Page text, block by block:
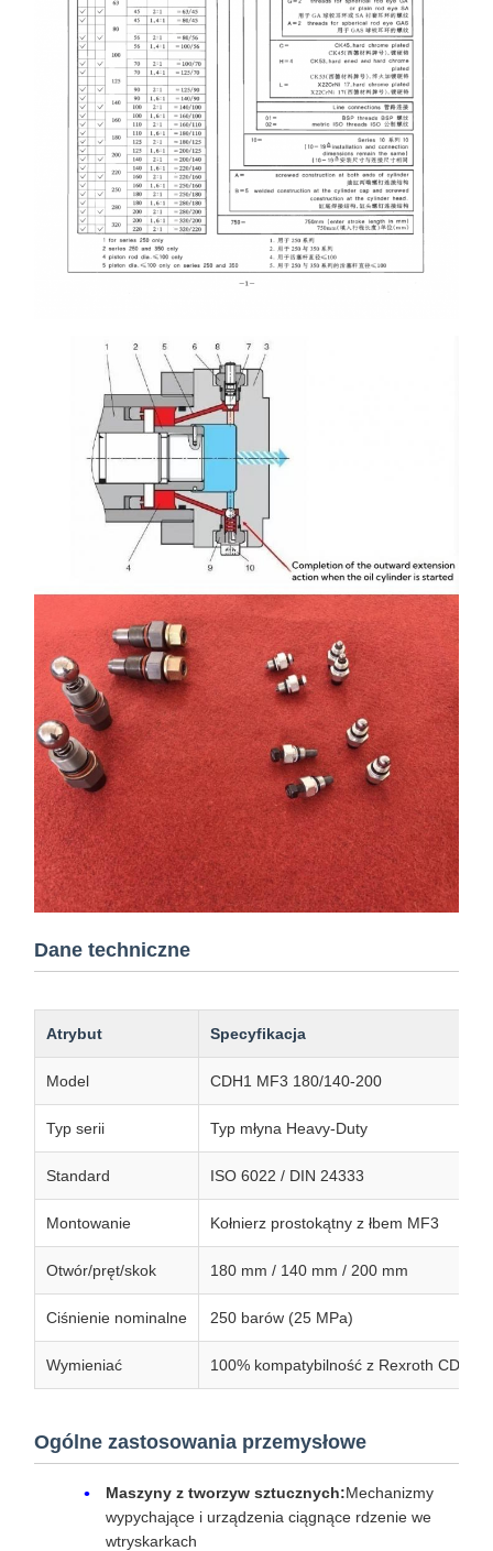
Dane techniczne
Atrybut Specyfikacja
Model CDH1 MF3 180/140-200
Typ serii Typ młyna Heavy-Duty
Standard ISO 6022 / DIN 24333
Montowanie Kołnierz prostokątny z łbem MF3
Otwór/pręt/skok 180 mm / 140 mm / 200 mm
Ciśnienie nominalne 250 barów (25 MPa)
Wymieniać 100% kompatybilność z Rexroth CDH1
Ogólne zastosowania przemysłowe
Maszyny z tworzyw sztucznych:Mechanizmy
wypychające i urządzenia ciągnące rdzenie we
wtryskarkach